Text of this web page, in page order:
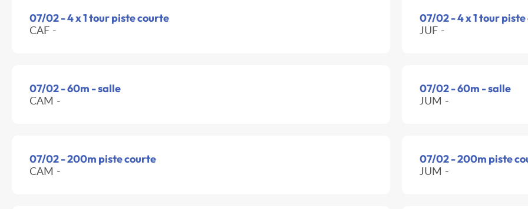
07/02 - 4 x 1 tour piste courte
CAF -
07/02 - 4 x 1 tour
JUF -
07/02 - 60m - salle
CAM -
07/02 - 60m - salle
JUM -
07/02 - 200m piste courte
CAM -
07/02 - 200m piste
JUM -